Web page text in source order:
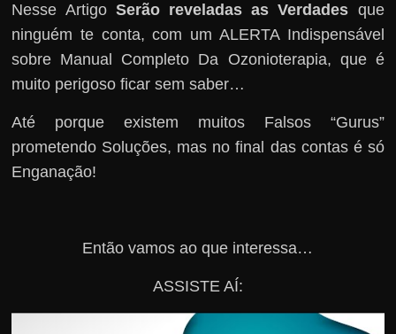
Nesse Artigo Serão reveladas as Verdades que
ninguém te conta, com um ALERTA Indispensável
sobre Manual Completo Da Ozonioterapia, que é
muito perigoso ficar sem saber…
Até porque existem muitos Falsos “Gurus”
prometendo Soluções, mas no final das contas é só
Enganação!
Então vamos ao que interessa…
ASSISTE AÍ: